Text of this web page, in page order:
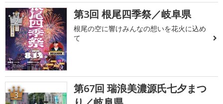
2 第3回 根尾四季祭／岐阜県
根尾の空に響けみんなの想いを花火に込め
て
3
第67回 瑞浪美濃源氏七夕まつ